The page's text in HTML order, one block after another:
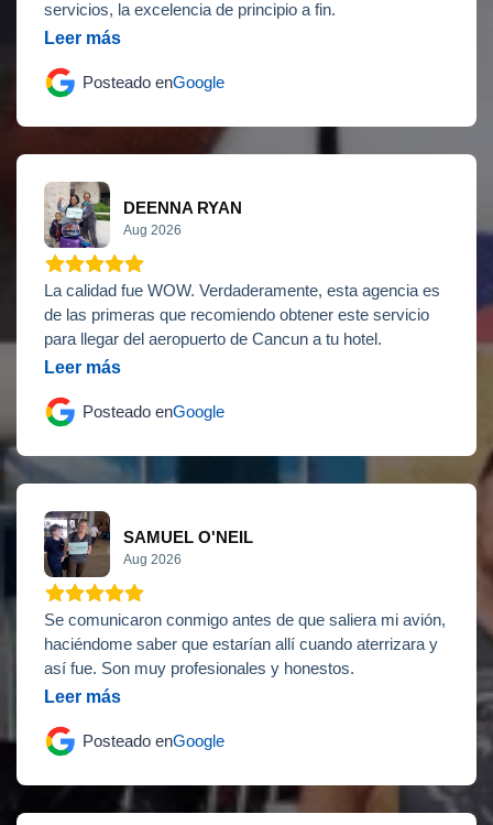
servicios, la excelencia de principio a fin.
Leer más
Posteado enGoogle
DEENNA RYAN
Aug 2026
La calidad fue WOW. Verdaderamente, esta agencia es
de las primeras que recomiendo obtener este servicio
para llegar del aeropuerto de Cancun a tu hotel.
Leer más
Posteado enGoogle
SAMUEL O'NEIL
Aug 2026
Se comunicaron conmigo antes de que saliera mi avión,
haciéndome saber que estarían allí cuando aterrizara y
así fue. Son muy profesionales y honestos.
Leer más
Posteado enGoogle